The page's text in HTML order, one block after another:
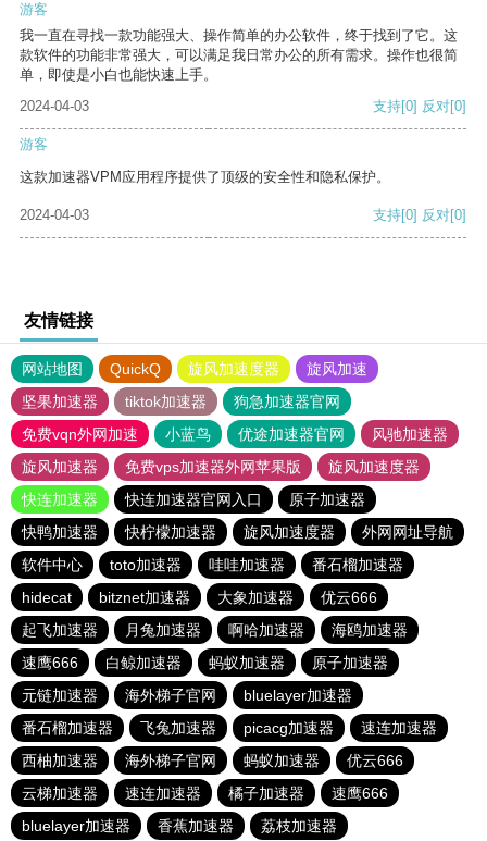
游客
我一直在寻找一款功能强大、操作简单的办公软件，终于找到了它。这
款软件的功能非常强大，可以满足我日常办公的所有需求。操作也很简
单，即使是小白也能快速上手。
2024-04-03
支持[0] 反对[0]
游客
这款加速器VPM应用程序提供了顶级的安全性和隐私保护。
2024-04-03 支持[0] 反对[0]
友情链接
网站地图 QuickQ 旋风加速度器
旋风加速
坚果加速器
tiktok加速器
狗急加速器官网
免费vqn外网加速
小蓝鸟 优途加速器官网
风驰加速器
旋风加速器
免费vps加速器外网苹果版
旋风加速度器
快连加速器
快连加速器官网入口
原子加速器
快鸭加速器
快柠檬加速器 旋风加速度器
外网网址导航
软件中心
toto加速器 哇哇加速器
番石榴加速器
hidecat
bitznet加速器 大象加速器
优云666
起飞加速器
月兔加速器 啊哈加速器
海鸥加速器
速鹰666
白鲸加速器 蚂蚁加速器
原子加速器
元链加速器
海外梯子官网
bluelayer加速器
番石榴加速器
飞兔加速器 picacg加速器
速连加速器
西柚加速器
海外梯子官网 蚂蚁加速器
优云666
云梯加速器
速连加速器 橘子加速器
速鹰666
bluelayer加速器
香蕉加速器 荔枝加速器